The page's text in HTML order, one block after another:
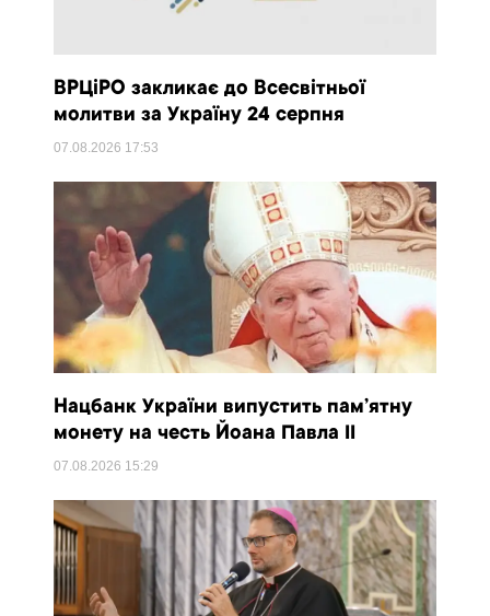
ВРЦіРО закликає до Всесвітньої
молитви за Україну 24 серпня
07.08.2026 17:53
Нацбанк України випустить пам’ятну
монету на честь Йоана Павла II
07.08.2026 15:29